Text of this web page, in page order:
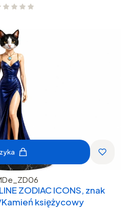
ZODIAC ICONS, znak
księżycowy